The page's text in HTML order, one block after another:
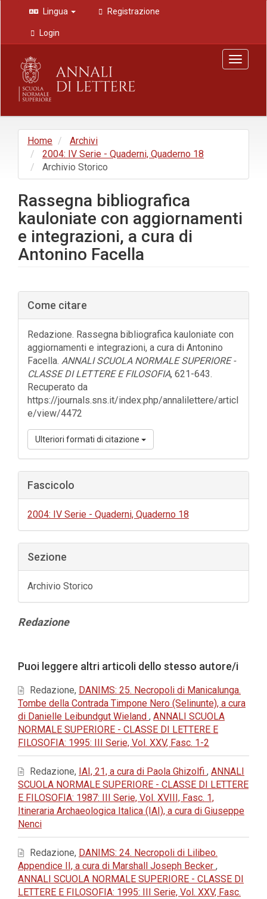
Navigazione
principale
Contenuto
principale
Barra
laterale
Lingua Registrazione
Login
Toggle
Home
Archivi
2004: IV Serie - Quaderni, Quaderno 18
Archivio Storico
Rassegna bibliografica
kauloniate con aggiornamenti
e integrazioni, a cura di
Antonino Facella
Barra
laterale
dell'articolo
Come citare
Redazione. Rassegna bibliografica kauloniate con
aggiornamenti e integrazioni, a cura di Antonino
Facella. ANNALI SCUOLA NORMALE SUPERIORE -
CLASSE DI LETTERE E FILOSOFIA, 621-643.
Recuperato da
https://journals.sns.it/index.php/annalilettere/articl
e/view/4472
Ulteriori formati di citazione
Fascicolo
2004: IV Serie - Quaderni, Quaderno 18
Sezione
Archivio Storico
Contenuto
Redazione
dell'articolo
Puoi leggere altri articoli dello stesso autore/i
Redazione, DANIMS: 25. Necropoli di Manicalunga.
Tombe della Contrada Timpone Nero (Selinunte), a cura
di Danielle Leibundgut Wieland , ANNALI SCUOLA
NORMALE SUPERIORE - CLASSE DI LETTERE E
FILOSOFIA: 1995: III Serie, Vol. XXV, Fasc. 1-2
Redazione, IAI, 21, a cura di Paola Ghizolfi , ANNALI
SCUOLA NORMALE SUPERIORE - CLASSE DI LETTERE
E FILOSOFIA: 1987: III Serie, Vol. XVIII, Fasc. 1,
Itineraria Archaeologica Italica (IAI), a cura di Giuseppe
Nenci
Redazione, DANIMS: 24. Necropoli di Lilibeo.
Appendice II, a cura di Marshall Joseph Becker ,
ANNALI SCUOLA NORMALE SUPERIORE - CLASSE DI
LETTERE E FILOSOFIA: 1995: III Serie, Vol. XXV, Fasc.